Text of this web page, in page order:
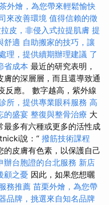
外燴，為您帶來輕鬆愉快
來改善環境 值得信賴的徵
皮，非侵入式拉提肌膚 提
舒適 自助搬家的技巧，讓
理，提供續期辦理建議 了
省成本 最近的研究表明，
的深層層，而且還導致通
反應。 數字越高，紫外線
所，提供專業眼科服務 高
的盛宴 整復與整骨治療 大
最多有六種或更多的活性成
說：“ 撥筋技術課程
皮膚有色素，以保護自己
辦台胞證的台北服務 新店
顧之憂 因此，如果您想曬
務推薦 苗栗外燴，為您帶
品牌，挑選來自知名品牌